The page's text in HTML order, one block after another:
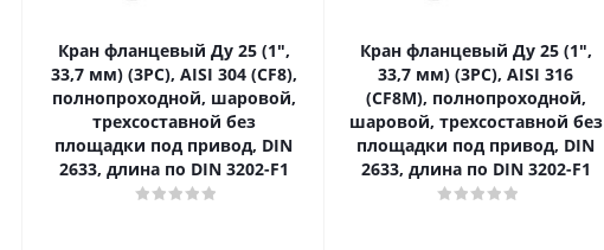
Кран фланцевый Ду 25 (1ʺ,
33,7 мм) (3PC), AISI 304 (CF8),
полнопроходной, шаровой,
трехсоставной без
площадки под привод, DIN
2633, длина по DIN 3202-F1
Кран фланцевый Ду 25 (1ʺ,
33,7 мм) (3PC), AISI 316
(CF8M), полнопроходной,
шаровой, трехсоставной без
площадки под привод, DIN
2633, длина по DIN 3202-F1